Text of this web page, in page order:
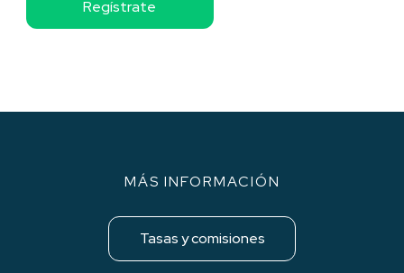
Regístrate
MÁS INFORMACIÓN
Tasas y comisiones